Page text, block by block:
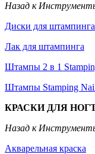
Назад к
Диски для штампинга
Лак для штампинга
Штампы 2 в 1
Штампы Stamping
КРАСКИ ДЛЯ
Назад к
Акварельная краска